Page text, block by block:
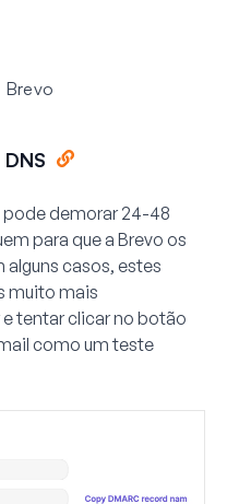
Brevo
demorar 24-48
para que a Brevo os
casos, estes
muito mais
tentar clicar no botão
como um teste